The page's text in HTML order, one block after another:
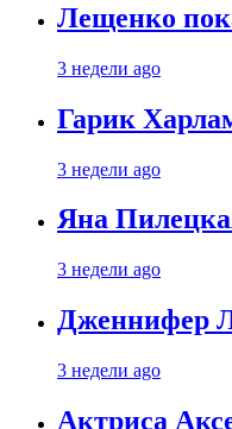
Лещенко
3 недели ago
Гарик
3 недели ago
Яна
3 недели ago
Дженнифер
3 недели ago
Актриса